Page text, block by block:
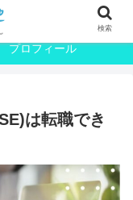
プロフィール
は転職でき
検索